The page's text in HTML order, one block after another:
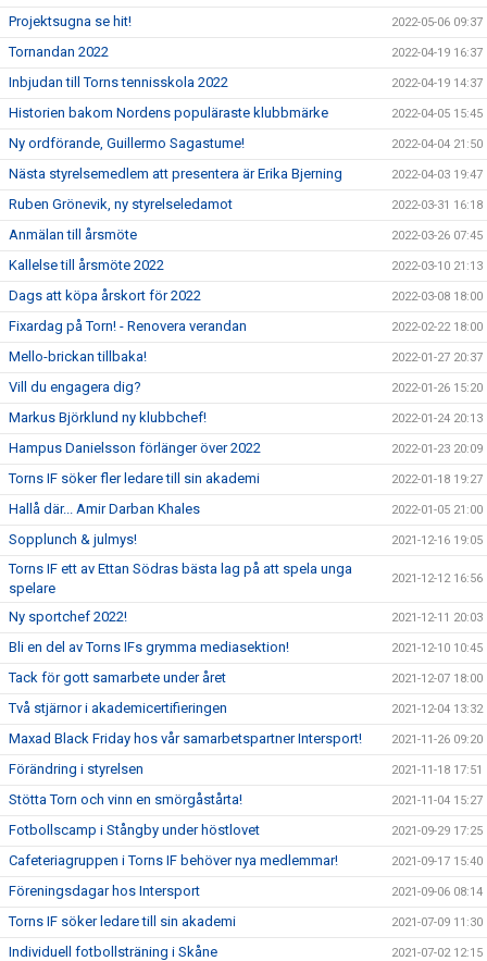
Projektsugna se hit! 2022-05-06 09:37
Tornandan 2022 2022-04-19 16:37
Inbjudan till Torns tennisskola 2022 2022-04-19 14:37
Historien bakom Nordens populäraste klubbmärke 2022-04-05 15:45
Ny ordförande, Guillermo Sagastume! 2022-04-04 21:50
Nästa styrelsemedlem att presentera är Erika Bjerning 2022-04-03 19:47
Ruben Grönevik, ny styrelseledamot 2022-03-31 16:18
Anmälan till årsmöte 2022-03-26 07:45
Kallelse till årsmöte 2022 2022-03-10 21:13
Dags att köpa årskort för 2022 2022-03-08 18:00
Fixardag på Torn! - Renovera verandan 2022-02-22 18:00
Mello-brickan tillbaka! 2022-01-27 20:37
Vill du engagera dig? 2022-01-26 15:20
Markus Björklund ny klubbchef! 2022-01-24 20:13
Hampus Danielsson förlänger över 2022 2022-01-23 20:09
Torns IF söker fler ledare till sin akademi 2022-01-18 19:27
Hallå där... Amir Darban Khales 2022-01-05 21:00
Sopplunch & julmys! 2021-12-16 19:05
Torns IF ett av Ettan Södras bästa lag på att spela unga
spelare
2021-12-12 16:56
Ny sportchef 2022! 2021-12-11 20:03
Bli en del av Torns IFs grymma mediasektion! 2021-12-10 10:45
Tack för gott samarbete under året 2021-12-07 18:00
Två stjärnor i akademicertifieringen 2021-12-04 13:32
Maxad Black Friday hos vår samarbetspartner Intersport! 2021-11-26 09:20
Förändring i styrelsen 2021-11-18 17:51
Stötta Torn och vinn en smörgåstårta! 2021-11-04 15:27
Fotbollscamp i Stångby under höstlovet 2021-09-29 17:25
Cafeteriagruppen i Torns IF behöver nya medlemmar! 2021-09-17 15:40
Föreningsdagar hos Intersport 2021-09-06 08:14
Torns IF söker ledare till sin akademi 2021-07-09 11:30
Individuell fotbollsträning i Skåne 2021-07-02 12:15